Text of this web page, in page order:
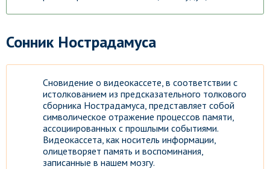
Сонник Нострадамуса
Сновидение о видеокассете, в соответствии с
истолкованием из предсказательного толкового
сборника Нострадамуса, представляет собой
символическое отражение процессов памяти,
ассоциированных с прошлыми событиями.
Видеокассета, как носитель информации,
олицетворяет память и воспоминания,
записанные в нашем мозгу.